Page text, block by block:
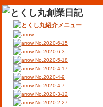
販売パートナー募集
オススメリンク
No.2020-6-15
No.2020-6-3
No.2020-5-18
No.2020-4-17
No.2020-4-9
No.2020-4-7
No.2020-3-12
No.2020-2-27